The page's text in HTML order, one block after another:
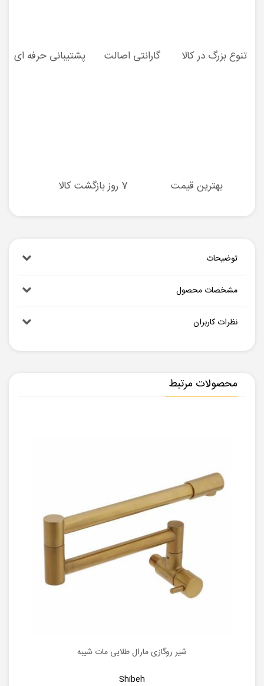
تنوع بزرگ در کالا گارانتی اصالت پشتیبانی حرفه ای
بهترین قیمت 7 روز بازگشت کالا
توضیحات
مشخصات محصول
نظرات کاربران
محصولات مرتبط
شیر روگازی مارال طلایی مات شیبه
Shibeh